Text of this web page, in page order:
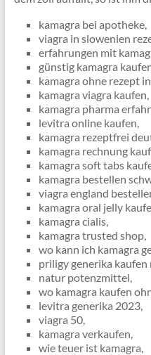
kamagra bei apotheke,
viagra in slowenien
erfahrungen mit
günstig kamagra
kamagra ohne rezept
kamagra viagra kaufen,
kamagra pharma
levitra online kaufen,
kamagra rezeptfrei
kamagra rechnung
kamagra soft tabs
kamagra bestellen
viagra england
kamagra oral jelly
kamagra cialis,
kamagra trusted shop,
wo kann ich kamagra
priligy generika
natur potenzmittel,
wo kamagra kaufen
levitra generika 2023,
viagra 50,
kamagra verkaufen,
wie teuer ist kamagra,